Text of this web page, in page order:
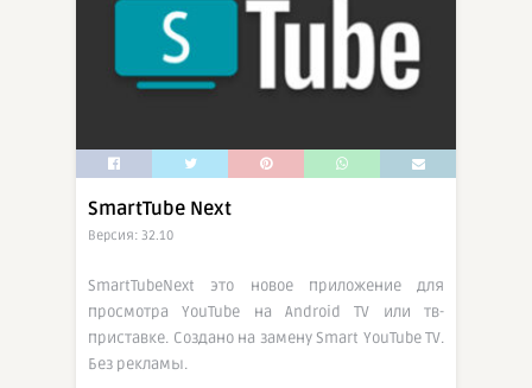
SmartTube Next
Версия: 32.10
SmartTubeNext это новое приложение для
просмотра YouTube на Android TV или тв-
приставке. Создано на замену Smart YouTube TV.
Без рекламы.